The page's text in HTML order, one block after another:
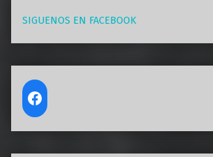
SIGUENOS EN FACEBOOK